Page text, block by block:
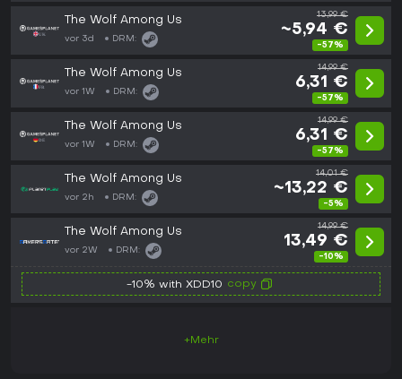
The Wolf Among Us
vor 3d DRM:
13,99 €
~5,94 €
-57%
The Wolf Among Us
vor 1W DRM:
14,99 €
6,31 €
-57%
The Wolf Among Us
vor 1W DRM:
14,99 €
6,31 €
-57%
The Wolf Among Us
vor 2h DRM:
14,01 €
~13,22 €
-5%
The Wolf Among Us
vor 2W DRM:
14,99 €
13,49 €
-10%
-10% with XDD10 copy
+Mehr